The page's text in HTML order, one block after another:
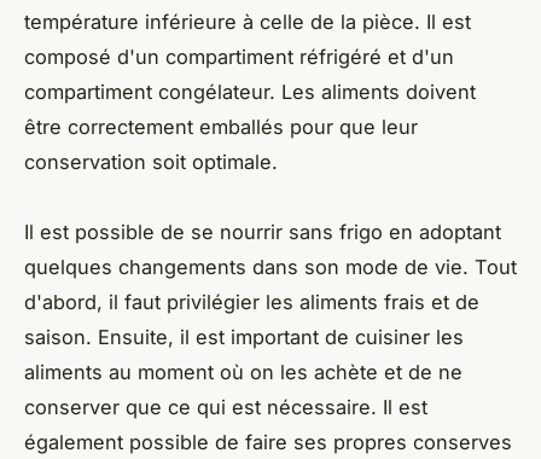
température inférieure à celle de la pièce. Il est
composé d'un compartiment réfrigéré et d'un
compartiment congélateur. Les aliments doivent
être correctement emballés pour que leur
conservation soit optimale.
Il est possible de se nourrir sans frigo en adoptant
quelques changements dans son mode de vie. Tout
d'abord, il faut privilégier les aliments frais et de
saison. Ensuite, il est important de cuisiner les
aliments au moment où on les achète et de ne
conserver que ce qui est nécessaire. Il est
également possible de faire ses propres conserves